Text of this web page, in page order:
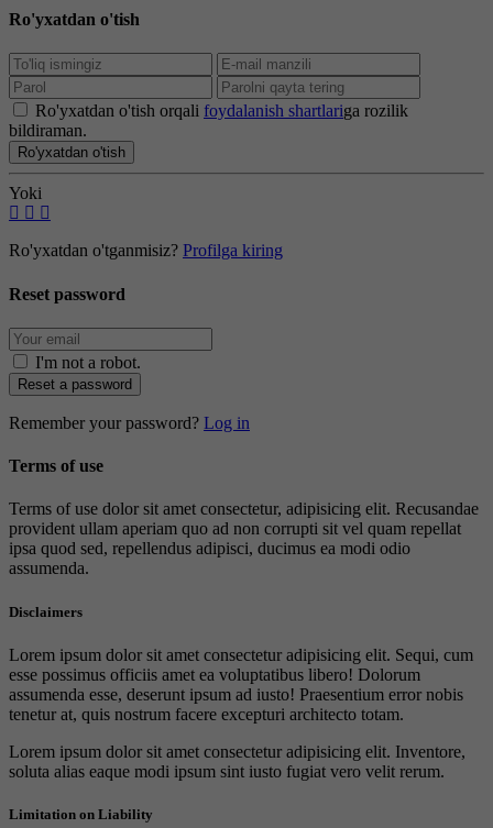
Ro'yxatdan o'tish
Ro'yxatdan o'tish orqali foydalanish shartlariga rozilik
bildiraman.
Ro'yxatdan o'tish
Yoki
Ro'yxatdan o'tganmisiz? Profilga kiring
Reset password
I'm not a robot.
Reset a password
Remember your password? Log in
Terms of use
Terms of use dolor sit amet consectetur, adipisicing elit. Recusandae
provident ullam aperiam quo ad non corrupti sit vel quam repellat
ipsa quod sed, repellendus adipisci, ducimus ea modi odio
assumenda.
Disclaimers
Lorem ipsum dolor sit amet consectetur adipisicing elit. Sequi, cum
esse possimus officiis amet ea voluptatibus libero! Dolorum
assumenda esse, deserunt ipsum ad iusto! Praesentium error nobis
tenetur at, quis nostrum facere excepturi architecto totam.
Lorem ipsum dolor sit amet consectetur adipisicing elit. Inventore,
soluta alias eaque modi ipsum sint iusto fugiat vero velit rerum.
Limitation on Liability